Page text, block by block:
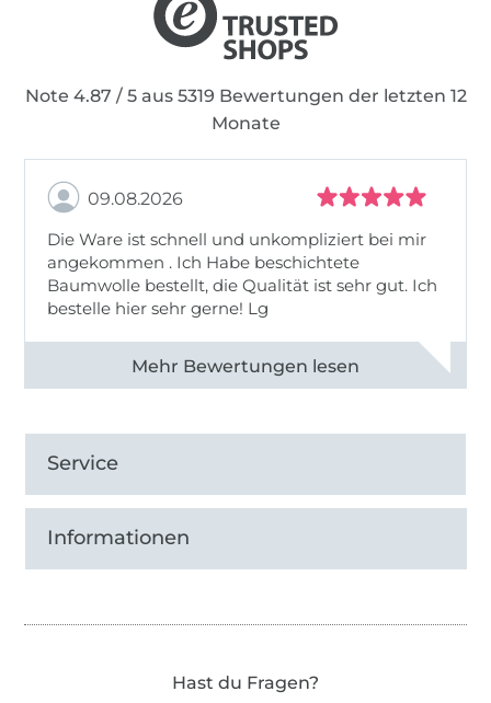
Note 4.87 / 5 aus 5319 Bewertungen der letzten 12
Monate
09.08.2026
Die Ware ist schnell und unkompliziert bei mir
angekommen . Ich Habe beschichtete
Baumwolle bestellt, die Qualität ist sehr gut. Ich
bestelle hier sehr gerne! Lg
Alle 83031 Bewertungen ansehen
Service
Informationen
Hast du Fragen?